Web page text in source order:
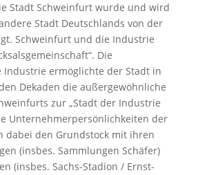
Stadt Schweinfurt wurde und wird
Stadt Deutschlands von der
Schweinfurt und die Industrie
Die
Industrie ermöglichte der Stadt in
Dekaden die außergewöhnliche
zur „Stadt der Industrie
Unternehmerpersönlichkeiten der
dabei den Grundstock mit ihren
(insbes. Sammlungen Schäfer)
(insbes. Sachs-Stadion / Ernst-